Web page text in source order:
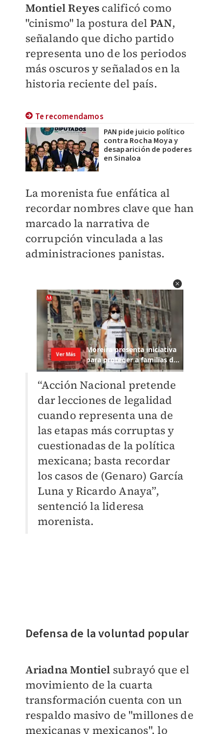
Montiel Reyes calificó como
"cinismo" la postura del PAN,
señalando que dicho partido
representa uno de los periodos
más oscuros y señalados en la
historia reciente del país.
Te recomendamos
PAN pide juicio político
contra Rocha Moya y
desaparición de poderes
en Sinaloa
La morenista fue enfática al
recordar nombres clave que han
marcado la narrativa de
corrupción vinculada a las
administraciones panistas.
“Acción Nacional pretende
dar lecciones de legalidad
cuando representa una de
las etapas más corruptas y
cuestionadas de la política
mexicana; basta recordar
los casos de (Genaro) García
Luna y Ricardo Anaya”,
sentenció la lideresa
morenista.
Defensa de la voluntad popular
Ariadna Montiel subrayó que el
movimiento de la cuarta
transformación cuenta con un
respaldo masivo de "millones de
mexicanas y mexicanos", lo